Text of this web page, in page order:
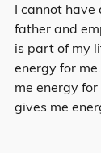
I cannot have
father and
is part of my
energy for
me energy
gives me